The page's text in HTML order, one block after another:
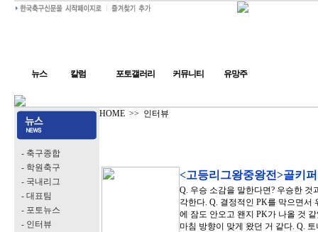
뉴스 칼럼 포토갤러리 커뮤니티 유망주
- 축구종합
- 학원축구
- 국내리그
- 대표팀
- 포토뉴스
- 인터뷰
HOME >> 인터뷰
<고등리그왕중왕전>골키
Q. 우승 소감을 말한다면? 우승한
각한다. Q. 결정적인 PK를 막으면서
에 잠도 안오고 왠지 PK가 나올 것
마침 방향이 맞게 왔던 거 같다. Q.